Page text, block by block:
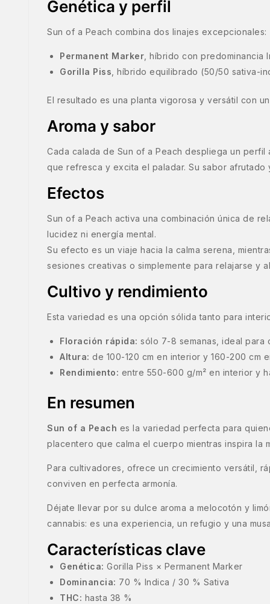
Genética y perfil
Sun of a Peach combina dos linajes excepcionales:
Permanent Marker , híbrido con
Gorilla Piss , híbrido equilibrado (50/50 sativa-
El resultado es una planta vigorosa y versátil con
Aroma y sabor
Cada calada de Sun of a Peach despliega un
que refresca y excita el paladar. Su sabor
Efectos
Sun of a Peach activa una combinación única de
lucidez ni energía mental.
Su efecto es un viaje hacia la calma serena,
sesiones creativas o simplemente para relajarse y
Cultivo y rendimiento
Esta variedad es una opción sólida tanto para
Floración rápida: sólo 7-8 semanas, ideal para
Altura: de 100-120 cm en interior y 160-200 cm
Rendimiento: entre 550-600 g/m² en interior y
En resumen
Sun of a Peach es la variedad perfecta para
placentero que calma el cuerpo mientras inspira la
Para cultivadores, ofrece un crecimiento versátil,
conviven en perfecta armonía.
Déjate llevar por su dulce aroma a melocotón y
cannabis: es una experiencia, un refugio y una
Características clave
Genética: Gorilla Piss × Permanent Marker
Dominancia: 70 % Indica / 30 % Sativa
THC: hasta 38 %